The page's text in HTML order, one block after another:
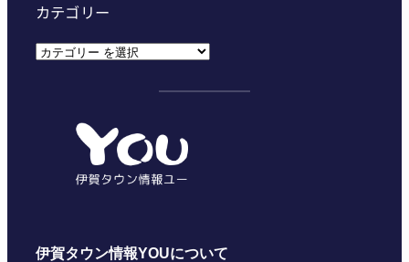
カテゴリー
カ
伊賀タウン情報YOUについて